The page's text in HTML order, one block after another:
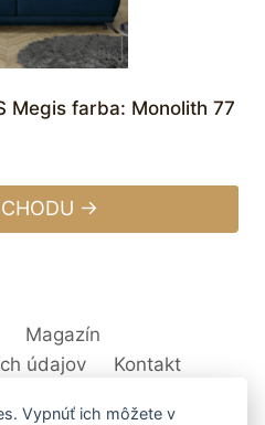
Megis farba: Monolith 77
→
Magazín
údajov
Kontakt
Vypnúť ich môžete v